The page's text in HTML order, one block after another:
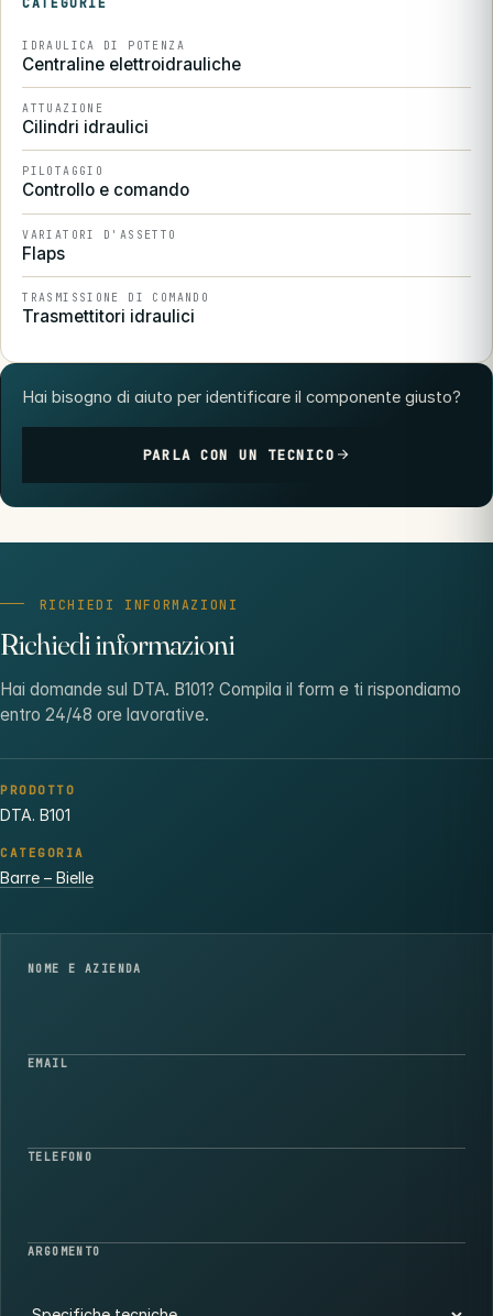
IDRAULICA DI POTENZA
Centraline elettroidrauliche
ATTUAZIONE
Cilindri idraulici
PILOTAGGIO
Controllo e comando
VARIATORI D'ASSETTO
Flaps
TRASMISSIONE DI COMANDO
Trasmettitori idraulici
Hai bisogno di aiuto per identificare il componente giusto?
PARLA CON UN TECNICO
RICHIEDI INFORMAZIONI
Richiedi informazioni
Hai domande sul DTA. B101? Compila il form e ti rispondiamo
entro 24/48 ore lavorative.
PRODOTTO
DTA. B101
CATEGORIA
Barre – Bielle
NOME E AZIENDA
EMAIL
TELEFONO
ARGOMENTO